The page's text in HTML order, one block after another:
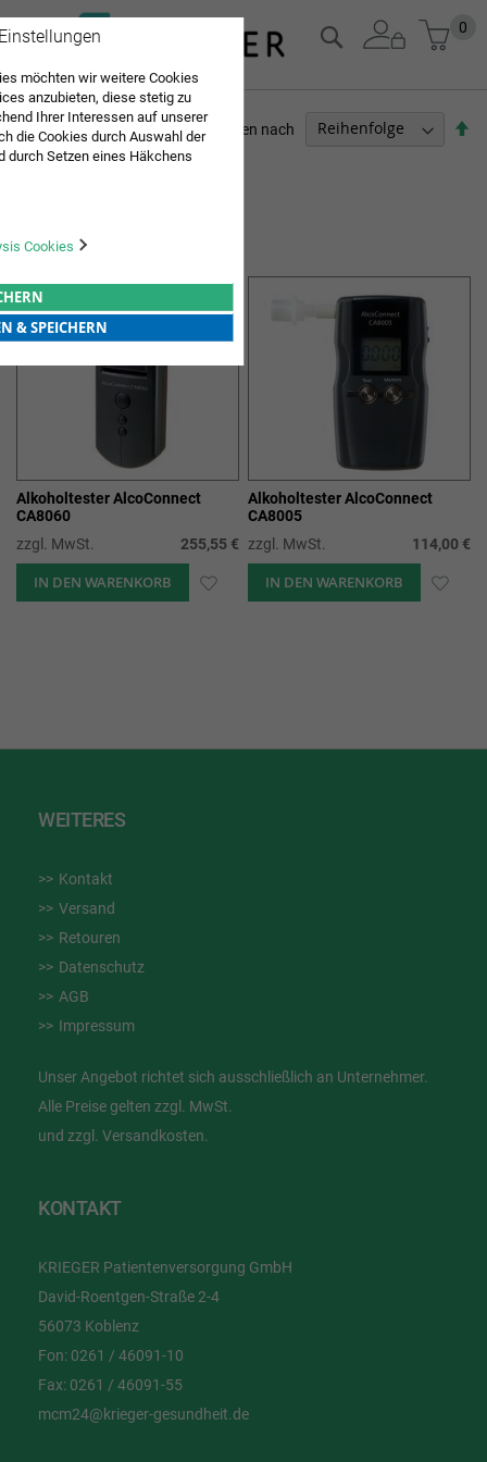
Zum
Inhalt
0
Suche
Sortieren nach
Alkoholtester AlcoConnect
CA8060
zzgl. MwSt.
255,55 €
IN DEN WARENKORB ZUR
Alkoholtester AlcoConnect
CA8005
zzgl. MwSt.
114,00 €
IN DEN WARENKORB ZUR
PFLEGEBEDARF
WEITERES
Kontakt
Versand
Retouren
Datenschutz
AGB
Impressum
Unser Angebot richtet sich ausschließlich an Unternehmer.
Alle Preise gelten zzgl. MwSt.
und zzgl. Versandkosten.
KONTAKT
KRIEGER Patientenversorgung GmbH
David-Roentgen-Straße 2-4
56073 Koblenz
Fon: 0261 / 46091-10
Fax: 0261 / 46091-55
mcm24@krieger-gesundheit.de
möchten wir weitere Cookies
anzubieten, diese stetig zu
Ihrer Interessen auf unserer
die Cookies durch Auswahl der
durch Setzen eines Häkchens
Cookies
& SPEICHERN